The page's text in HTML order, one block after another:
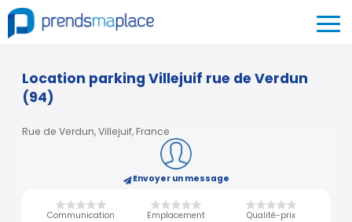
Location parking Villejuif rue de Verdun
(94)
Rue de Verdun, Villejuif, France
Envoyer un message
Communication Emplacement Qualité-prix